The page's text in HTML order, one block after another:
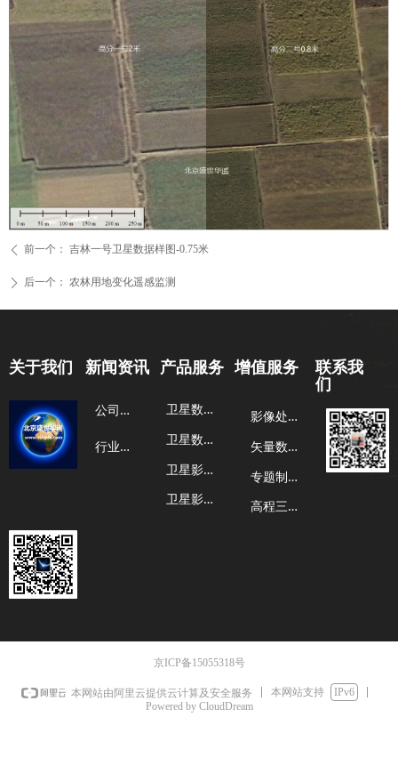
ꄴ 前一个： 吉林一号卫星数据样图-0.75米
ꄲ 后一个： 农林用地变化遥感监测
关于我们
公
司新闻
行
业新闻
新闻资讯
卫
星数据介绍
卫
星数据样图
卫
星影像价格
卫
星影像汇总
产品服务
影
像处理服务
矢
量数据服务
专
题制作服务
高
程三维服务
增值服务
联系我
们
京ICP备15055318号
本网站由阿里云提供云计算及安全服务 本网站支持
IPv6
Powered by CloudDream